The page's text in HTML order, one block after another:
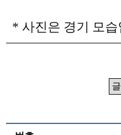
* 사진은 경기 모습